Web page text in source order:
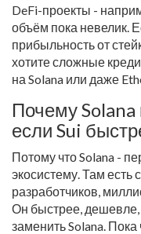
DeFi-проекты -
объём пока невелик.
прибыльность от
хотите сложные
на Solana или даже
Почему
если Sui
Потому что Solana -
экосистему. Там есть
разработчиков,
Он быстрее, дешевле,
заменить Solana.